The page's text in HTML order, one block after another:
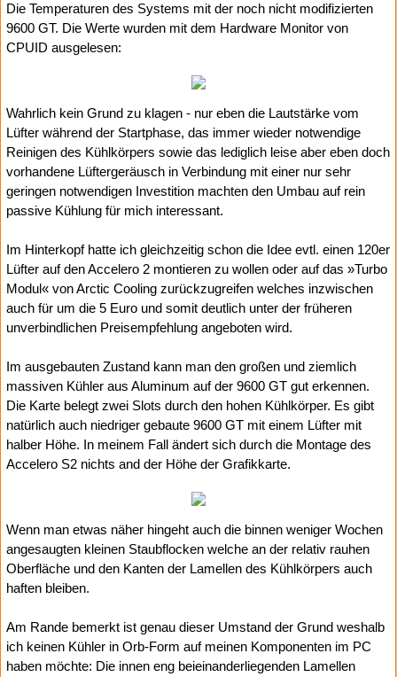
Die Temperaturen des Systems mit der noch nicht modifizierten
9600 GT. Die Werte wurden mit dem Hardware Monitor von
CPUID ausgelesen:
Wahrlich kein Grund zu klagen - nur eben die Lautstärke vom
Lüfter während der Startphase, das immer wieder notwendige
Reinigen des Kühlkörpers sowie das lediglich leise aber eben doch
vorhandene Lüftergeräusch in Verbindung mit einer nur sehr
geringen notwendigen Investition machten den Umbau auf rein
passive Kühlung für mich interessant.
Im Hinterkopf hatte ich gleichzeitig schon die Idee evtl. einen 120er
Lüfter auf den Accelero 2 montieren zu wollen oder auf das »Turbo
Modul« von Arctic Cooling zurückzugreifen welches inzwischen
auch für um die 5 Euro und somit deutlich unter der früheren
unverbindlichen Preisempfehlung angeboten wird.
Im ausgebauten Zustand kann man den großen und ziemlich
massiven Kühler aus Aluminum auf der 9600 GT gut erkennen.
Die Karte belegt zwei Slots durch den hohen Kühlkörper. Es gibt
natürlich auch niedriger gebaute 9600 GT mit einem Lüfter mit
halber Höhe. In meinem Fall ändert sich durch die Montage des
Accelero S2 nichts and der Höhe der Grafikkarte.
Wenn man etwas näher hingeht auch die binnen weniger Wochen
angesaugten kleinen Staubflocken welche an der relativ rauhen
Oberfläche und den Kanten der Lamellen des Kühlkörpers auch
haften bleiben.
Am Rande bemerkt ist genau dieser Umstand der Grund weshalb
ich keinen Kühler in Orb-Form auf meinen Komponenten im PC
haben möchte: Die innen eng beieinanderliegenden Lamellen